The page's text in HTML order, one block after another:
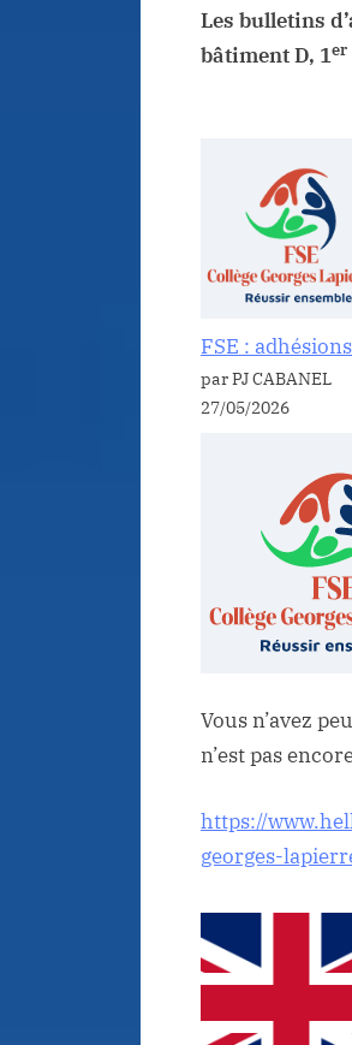
Les bulletins
bâtiment D, 1er
FSE :
par PJ CABANEL
27/05/2026
Vous n’avez
n’est pas
https://
georges-